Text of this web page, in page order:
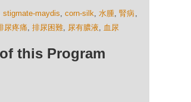
stigmate-maydis, corn-silk, 水腫,腎病 ,
尿疼痛, 排尿困難, 尿有膿液, 血尿
this Program